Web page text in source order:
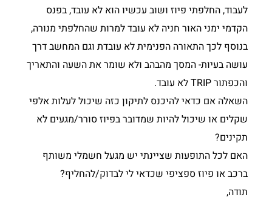
לעבוד, החלפתי פיוז ושוב עכשיו הוא לא עובד, בפנס
הקדמי ימני האור חניה לא עובד למרות שהחלפתי מנורה,
בנוסף לכך התאורה הפנימית לא עובדת וגם המחשב דרך
עושה בעיות- המסך מהבהב ולא שומר את השעה והתאריך
והכפתור TRIP לא עובד.
השאלה אם כדאי להיכנס לתיקון כזה שיכול לעלות אלפי
שקלים או שיכול להיות שמדובר בפיוז סורר/מגעים לא
תקינים?
האם לכל התופעות שציינתי יש מגעל חשמלי משותף
ברכב או פיוז ספציפי שכדאי לי לבדוק/להחליף?
תודה,